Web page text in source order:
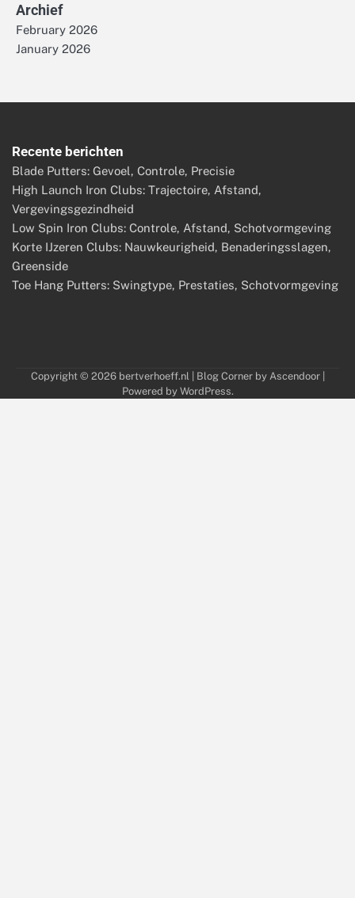
Archief
February 2026
January 2026
Recente berichten
Blade Putters: Gevoel, Controle, Precisie
High Launch Iron Clubs: Trajectoire, Afstand,
Vergevingsgezindheid
Low Spin Iron Clubs: Controle, Afstand, Schotvormgeving
Korte IJzeren Clubs: Nauwkeurigheid, Benaderingsslagen,
Greenside
Toe Hang Putters: Swingtype, Prestaties, Schotvormgeving
Copyright © 2026 bertverhoeff.nl | Blog Corner by Ascendoor|
Powered by WordPress.